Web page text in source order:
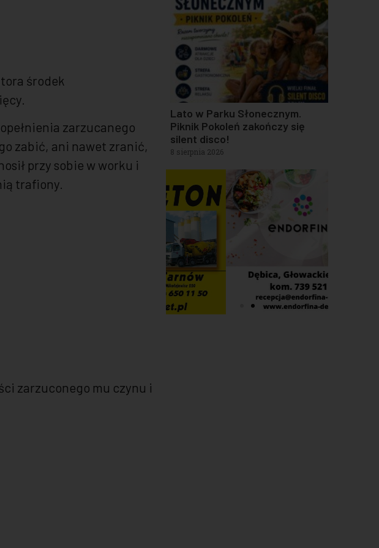
środek
zarzucanego
zabić, ani nawet zranić,
przy sobie w worku i
trafiony.
zarzuconego mu czynu i
Lato w Parku Słonecznym.
Piknik Pokoleń zakończy się
silent disco!
8 sierpnia 2026